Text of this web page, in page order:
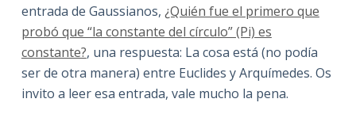
entrada de Gaussianos, ¿Quién fue el primero que
probó que “la constante del círculo” (Pi) es
constante?, una respuesta: La cosa está (no podía
ser de otra manera) entre Euclides y Arquímedes. Os
invito a leer esa entrada, vale mucho la pena.